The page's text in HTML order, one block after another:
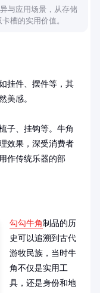
与应用场景，从存储
槽的实用价值。
挂件、摆件等，其
美感。
子、挂钩等。牛角
效果，深受消费者
作传统乐器的部
勾勾牛角制品的历
史可以追溯到古代
游牧民族，当时牛
角不仅是实用工
具，还是身份和地